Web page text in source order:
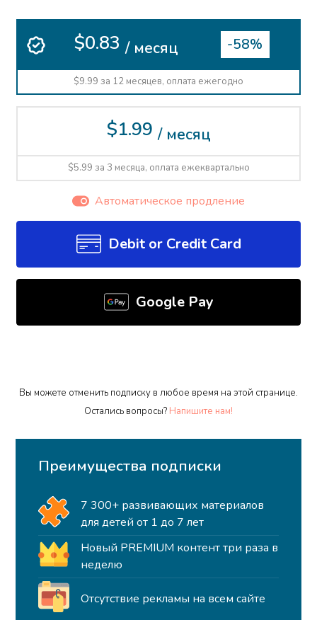
$0.83 / месяц -58%
$9.99 за 12 месяцев, оплата ежегодно
$1.99 / месяц
$5.99 за 3 месяца, оплата ежеквартально
Автоматическое продление
Debit or Credit Card
Google Pay
Вы можете отменить подписку в любое время на этой странице.
Остались вопросы? Напишите нам!
Преимущества подписки
7 300+ развивающих материалов
для детей от 1 до 7 лет
Новый PREMIUM контент три раза в
неделю
Отсутствие рекламы на всем сайте